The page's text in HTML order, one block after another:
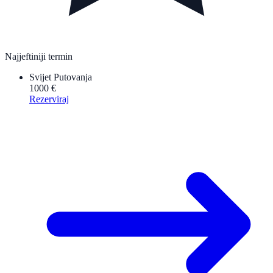
Najjeftiniji termin
Svijet Putovanja
1000 €
Rezerviraj